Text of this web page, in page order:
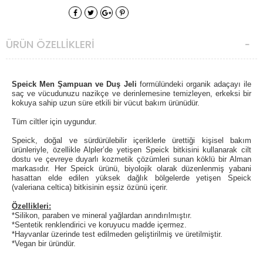
ÜRÜN ÖZELLIKLERI
Speick Men Şampuan ve Duş Jeli formülündeki organik adaçayıile
saç ve vücudunuzunazikçe ve derinlemesine temizleyen, erkeksi bir
kokuya sahip uzun süre etkili bir vücut bakım ürünüdür.
Tüm ciltler için uygundur.
Speick, doğal ve sürdürülebilir içeriklerle ürettiği kişisel bakım
ürünleriyle, özellikle Alpler’de yetişen Speick bitkisini kullanarak cilt
dostu ve çevreye duyarlı kozmetik çözümleri sunan köklü bir Alman
markasıdır.
Her Speick ürünü, biyolojik olarak düzenlenmiş yabani
hasattan elde edilen yüksek dağlık bölgelerde yetişen Speick
(valeriana celtica) bitkisinin eşsiz özünü içerir.
Özellikleri:
*Silikon, paraben ve mineral yağlardan arındırılmıştır.
*Sentetik renklendirici ve koruyucu madde içermez.
*Hayvanlar üzerinde test edilmeden geliştirilmiş ve üretilmiştir.
*Vegan bir üründür.